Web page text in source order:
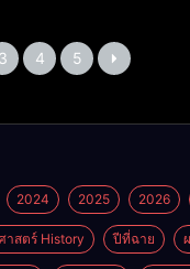
3 4 5
2024 2025 2026
าสตร์ History ปีที่ฉาย